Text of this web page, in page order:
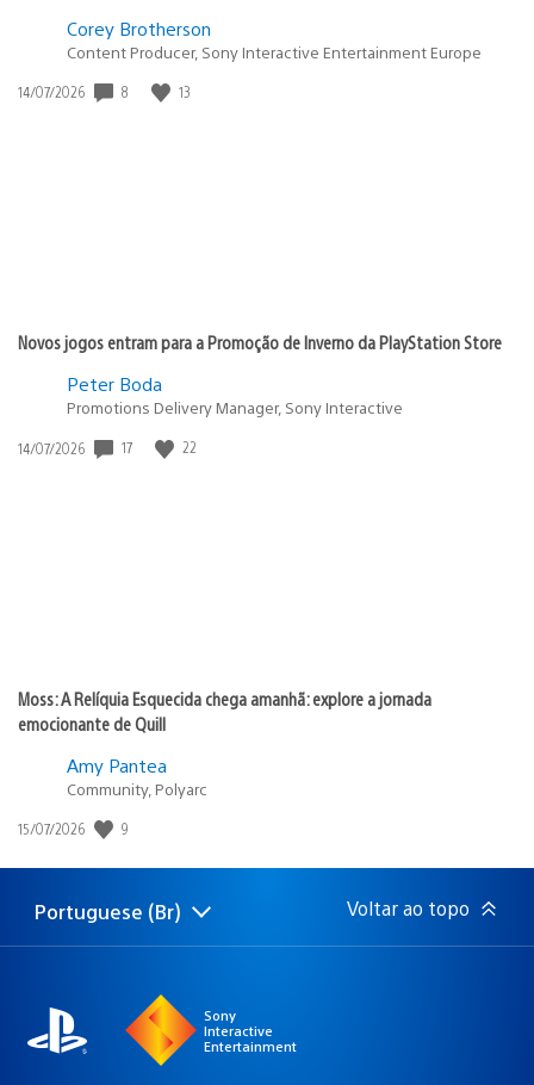
Corey Brotherson
Content Producer, Sony Interactive Entertainment Europe
Data
14/07/2026 8 13
Novos jogos entram para a Promoção de Inverno da PlayStation Store
Peter Boda
Promotions Delivery Manager, Sony Interactive
Data
14/07/2026 17 22
Moss: A Relíquia Esquecida chega amanhã: explore a jornada
emocionante de Quill
Amy Pantea
Community, Polyarc
Data
publicação:
15/07/2026 9
Selecione
uma
Região
atual:
Portuguese (Br) Voltar ao topo
Sony
Interactive
Entertainment